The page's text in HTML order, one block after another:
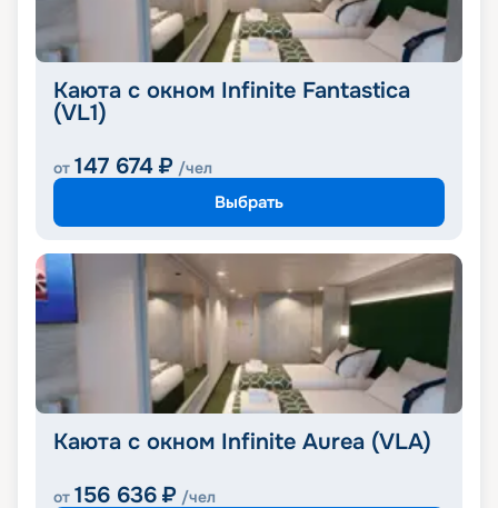
Каюта с окном Infinite Fantastica
(VL1)
от 147 674 ₽ /чел
Выбрать
Каюта с окном Infinite Aurea (VLA)
от 156 636 ₽ /чел